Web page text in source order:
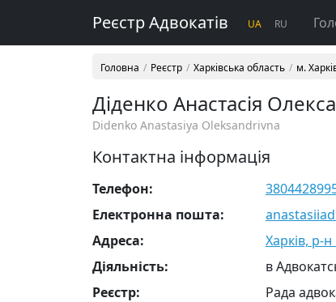
Реєстр Адвокатів UA RU
Головна Реєстр Харківська область м.
Діденко Анастасія
Didenko Anastasiya Oleksandrivna
Контактна інформація
Телефон:
Електронна пошта:
Адреса:
Харків, р-
Діяльність:
в
Реєстр:
Рада